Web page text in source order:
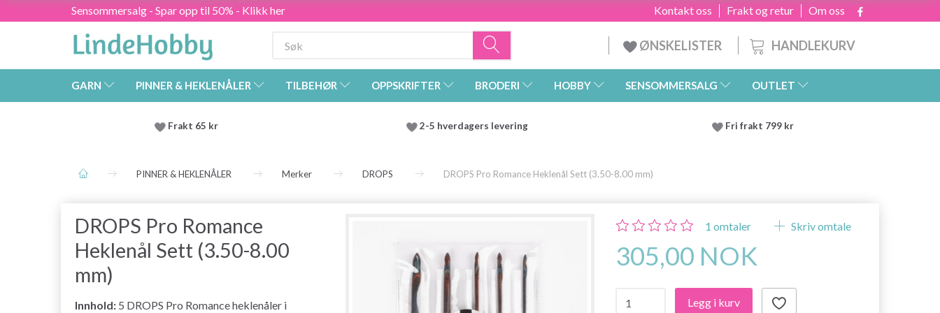
Sensommersalg - Spar opp til 50% - Klikk her Om oss
Frakt og retur
Kontakt oss
HANDLEKURV
ØNSKELISTER
GARN PINNER & HEKLENÅLER TILBEHØR OPPSKRIFTER BRODERI HOBBY SENSOMMERSALG OUTLET
Frakt 65 kr 2-5 hverdagers levering Fri frakt 799 kr
PINNER & HEKLENÅLER Merker DROPS DROPS Pro Romance Heklenål Sett (3.50-8.00 mm)
DROPS Pro Romance
Heklenål Sett (3.50-8.00
mm)
Innhold: 5 DROPS Pro Romance heklenåler i
1 omtaler Skriv omtale
305,00 NOK
Legg i kurv